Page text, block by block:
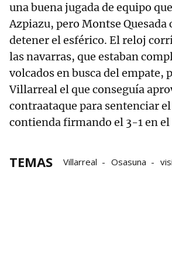
una buena jugada de equipo
Azpiazu, pero Montse Quesada
detener el esférico. El reloj
las navarras, que estaban
volcados en busca del empate,
Villarreal el que conseguía
contraataque para sentenciar
contienda firmando el 3-1 en
TEMAS Villarreal Osasuna